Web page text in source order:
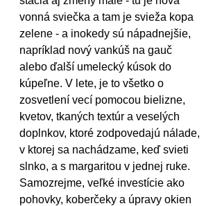
vonná sviečka a tam je svieža kopa
zelene - a inokedy sú nápadnejšie,
napríklad nový vankúš na gauč
alebo ďalší umelecký kúsok do
kúpeľne. V lete, je to všetko o
zosvetlení vecí pomocou bielizne,
kvetov, tkaných textúr a veselých
doplnkov, ktoré zodpovedajú nálade,
v ktorej sa nachádzame, keď svieti
slnko, a s margaritou v jednej ruke.
Samozrejme, veľké investície ako
pohovky, koberčeky a úpravy okien